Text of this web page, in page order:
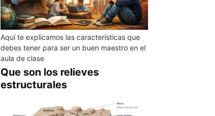
Aquí te explicamos las características que
debes tener para ser un buen maestro en el
aula de clase
Que son los relieves
estructurales